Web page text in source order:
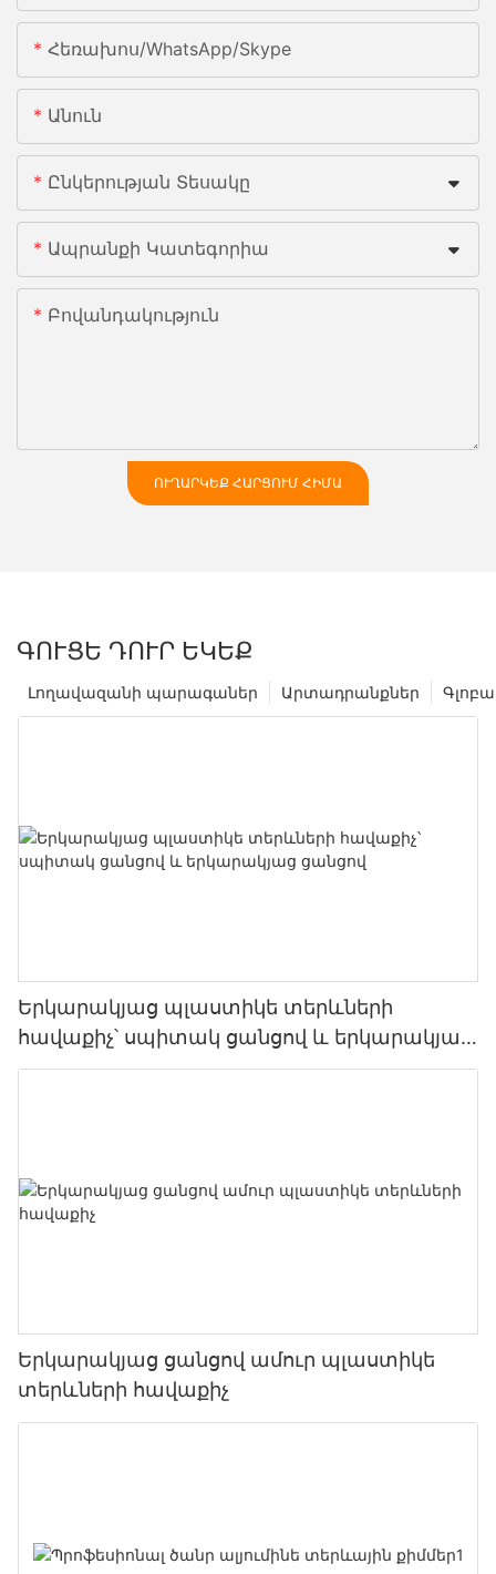
Հեռախոս/whatsApp/skype
Անուն
Ընկերության Տեսակը
Ապրանքի Կատեգորիա
Բովանդակություն
ՈՒՂԱՐԿԵՔ ՀԱՐՑՈՒՄ ՀԻՄԱ
ԳՈՒՑԵ ԴՈՒՐ ԵԿԵՔ
Արտադրանքներ
Լողավազանի պարագաներ
Երկարակյաց պլաստիկե տերևների
հավաքիչ՝ սպիտակ ցանցով և երկարակյաց
ցանցով
Երկարակյաց ցանցով ամուր պլաստիկե
տերևների հավաքիչ